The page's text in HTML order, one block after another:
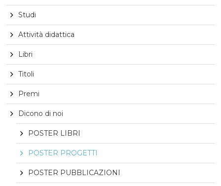
Studi
Attività didattica
Libri
Titoli
Premi
Dicono di noi
POSTER LIBRI
POSTER PROGETTI
POSTER PUBBLICAZIONI